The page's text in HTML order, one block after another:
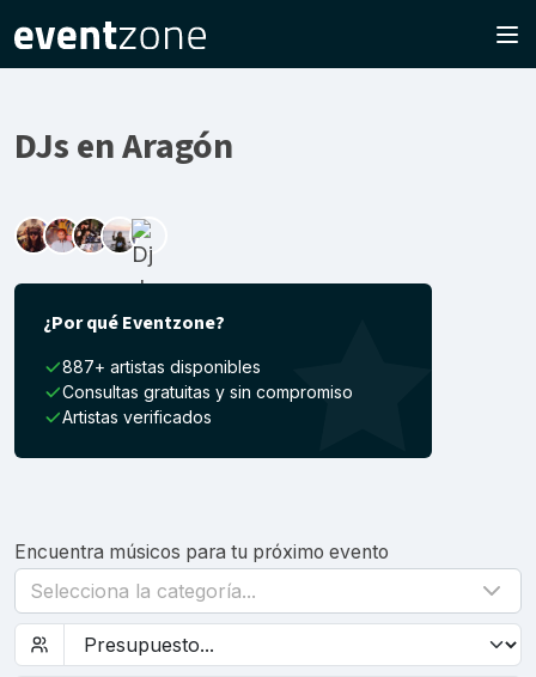
DJs en Aragón
¿Por qué Eventzone?
887+ artistas disponibles
Consultas gratuitas y sin compromiso
Artistas verificados
Encuentra músicos para tu próximo evento
Selecciona la categoría...